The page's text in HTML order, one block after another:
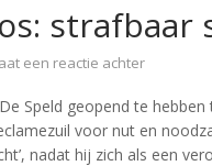
een reactie achter
Speld geopend te
voor nut en
nadat hij zich als een